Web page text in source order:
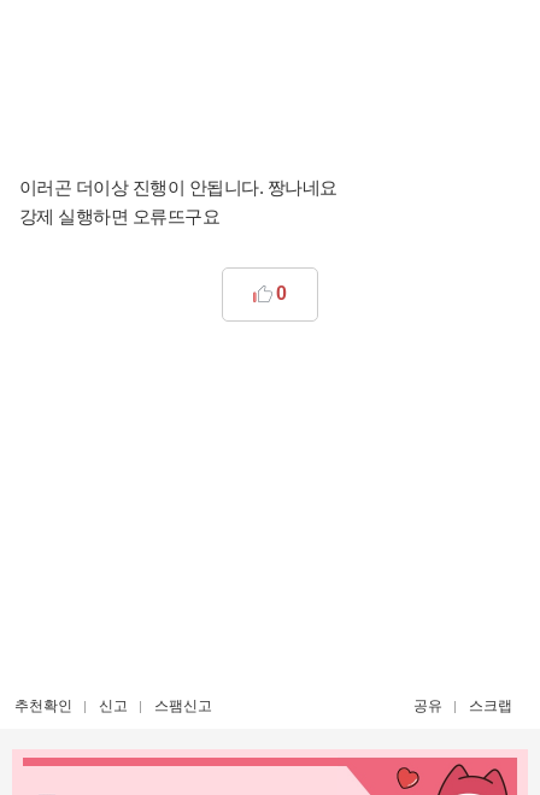
이러곤 더이상 진행이 안됩니다. 짱나네요
강제 실행하면 오류뜨구요
0
추천확인 신고 스팸신고 공유 스크랩